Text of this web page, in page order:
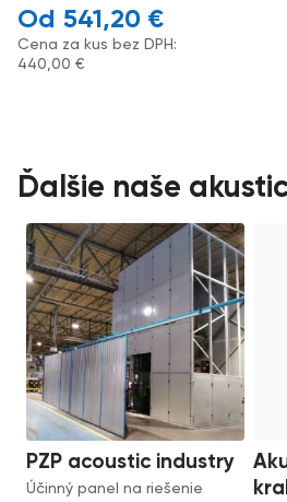
541,20 €
Cena za kus bez DPH:
440,00 €
Ďalšie naše
PZP acoustic industry
Účinný panel na riešenie